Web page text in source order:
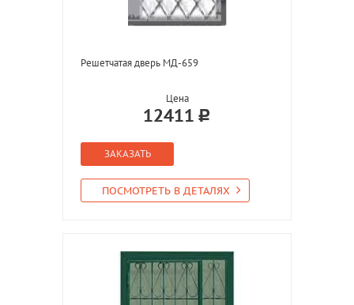
Решетчатая дверь МД-659
Цена
12411
ЗАКАЗАТЬ
ПОСМОТРЕТЬ В ДЕТАЛЯХ